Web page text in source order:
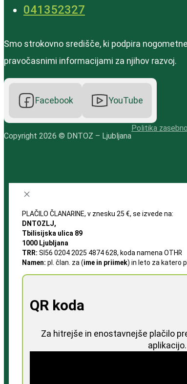
‭041352327‬
Smo strokovno središče, ki podpira
pravočasnimi informacijami za njihov razvoj.
Facebook YouTube
Copyright 2026 © DNTOZ – Ljubljana
Politika
PLAČILO ČLANARINE, v znesku 25 €, se izvede na:
DNTOZLJ,
Tbilisijska ulica 89
1000 Ljubljana
TRR: SI56 0204 2025 4874 628, koda namena OTHR
Namen: pl. član. za (ime in priimek) in leto za katero
QR koda
Za hitrejše in enostavnejše plačilo